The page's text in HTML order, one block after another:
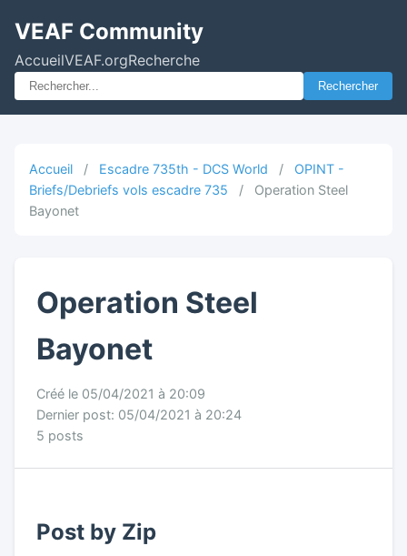
VEAF Community
AccueilVEAF.orgRecherche
Rechercher
Accueil / Escadre 735th - DCS World /
OPINT -
Briefs/Debriefs vols escadre 735
/
Operation Steel
Bayonet
Operation Steel
Bayonet
Créé le 05/04/2021 à 20:09
Dernier post: 05/04/2021 à 20:24
5 posts
Post by Zip